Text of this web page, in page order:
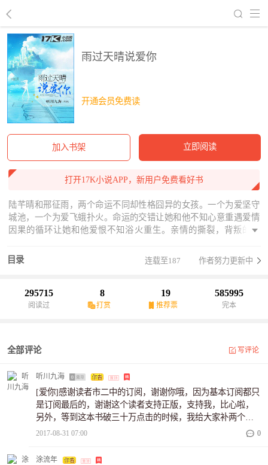
雨过天晴说爱你
开通会员免费读
加入书架 立即阅读
打开17K小说APP，新用户免费看好书
陆芊晴和邢征雨，两个命运不同却性格囧异的女孩。一个为爱坚守
城池，一个为爱飞蛾扑火。命运的交错让她和他不知心意重遇爱情
因果的循环让她和他爱恨不知浴火重生。亲情的撕裂，背叛的恶
一个错的人?
目录 连载至187 作者努力更新中
295715
阅读过
8
打赏
19
推荐票
585995
完本
全部评论 写评论
听川九海
[爱你]感谢读者市二中的订阅，谢谢你哦，因为基本订阅都只
是订阅最后的，谢谢这个读者支持正版，支持我，比心啦，
另外，等到这本书破三十万点击的时候，我给大家补两个番
外，当时写得太匆忙，其实后面还是有故事的，我们的女主
2017-08-31 07:00 0
涂流年